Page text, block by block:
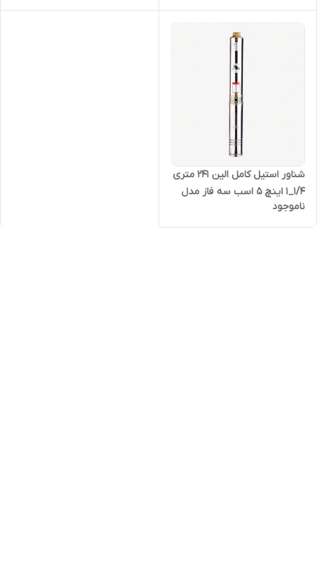
شناور استیل کامل الین 241 متری
1/4_1 اینچ 5 اسب سه فاز مدل
ELIN-4SDM-4/36
ناموجود